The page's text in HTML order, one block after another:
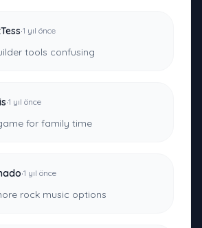
·1 yıl önce
tools confusing
·1 yıl önce
for family time
·1 yıl önce
rock music options